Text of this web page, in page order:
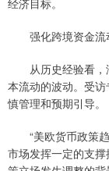
经济目标。
强化跨境资金流
从历史经验看，
本流动的波动。受
慎管理和预期引导。
“美欧货币政策趋
市场发挥一定的支